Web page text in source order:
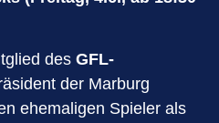
des GFL-
der Marburg
ehemaligen Spieler als